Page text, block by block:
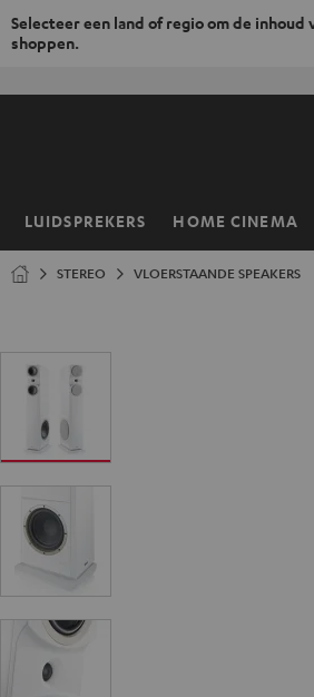
Selecteer een land of regio om de
shoppen.
LUIDSPREKERS HOME CINEMA
Home
STEREO VLOERSTAANDE SPEAKERS